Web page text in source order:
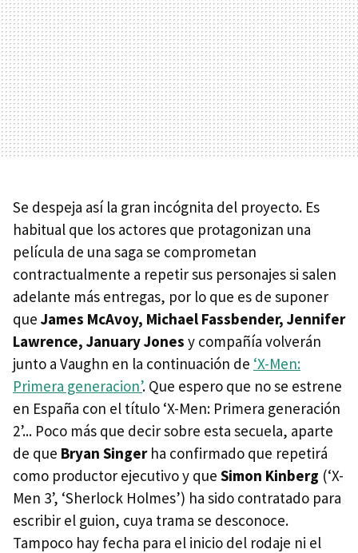
Se despeja así la gran incógnita del proyecto. Es
habitual que los actores que protagonizan una
película de una saga se comprometan
contractualmente a repetir sus personajes si salen
adelante más entregas, por lo que es de suponer
que James McAvoy, Michael Fassbender, Jennifer
Lawrence, January Jones y compañía volverán
junto a Vaughn en la continuación de ‘X-Men:
Primera generacion’. Que espero que no se estrene
en España con el título ‘X-Men: Primera generación
2’... Poco más que decir sobre esta secuela, aparte
de que Bryan Singerha confirmado que repetirá
como productor ejecutivo y que Simon Kinberg (‘X-
Men 3’, ‘Sherlock Holmes’) ha sido contratado para
escribir el guion, cuya trama se desconoce.
Tampoco hay fecha para el inicio del rodaje ni el